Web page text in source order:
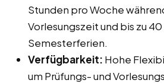
Stunden pro Woche
Vorlesungszeit und bis zu
Semesterferien.
Verfügbarkeit: Hohe
um Prüfungs- und